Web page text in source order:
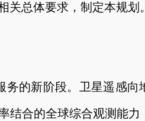
总体要求，制定本规划。
的新阶段。卫星遥感向
结合的全球综合观测能力